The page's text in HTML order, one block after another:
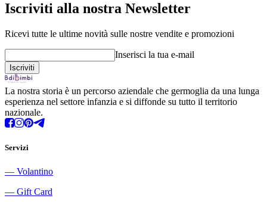
Iscriviti alla nostra Newsletter
Ricevi tutte le ultime novità sulle nostre vendite e promozioni
Inserisci la tua e-mail
La nostra storia è un percorso aziendale che germoglia da una lunga
esperienza nel settore infanzia e si diffonde su tutto il territorio
nazionale.
Servizi
― Volantino
― Gift Card